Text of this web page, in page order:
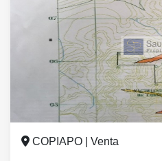
COPIAPO | Venta